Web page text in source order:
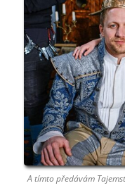
A tímto předávám